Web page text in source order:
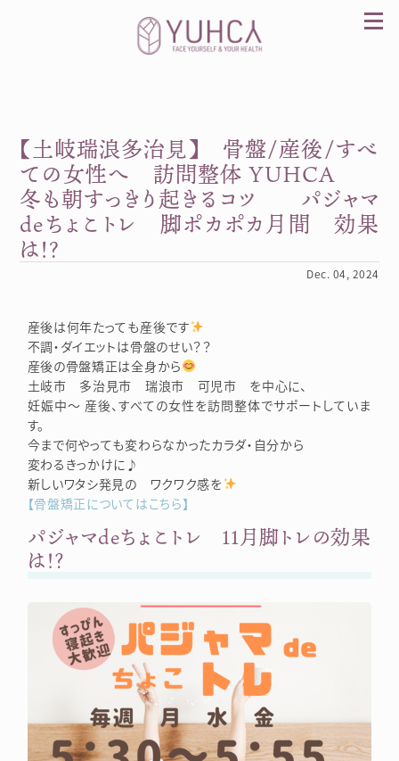
カラダを整え、習慣を変えて、心を前向きに。産
前産後訪問整体 YUHCA（ユウカ）
【土岐瑞浪多治見】 骨盤/産後/すべ
ての女性へ 訪問整体 YUHCA
冬も朝すっきり起きるコツ パジャマ
deちょこトレ 脚ポカポカ月間 効果
は！？
Dec. 04, 2024
産後は何年たっても産後です
不調・ダイエットは骨盤のせい？？
産後の骨盤矯正は全身から
土岐市 多治見市 瑞浪市 可児市 を中心に、
妊娠中～ 産後、すべての女性を訪問整体でサポートしていま
す。
今まで何やっても変わらなかったカラダ・自分から
変わるきっかけに♪
新しいワタシ発見の ワクワク感を
【骨盤矯正についてはこちら】
パジャマdeちょこトレ 11月脚トレの効果
は！？